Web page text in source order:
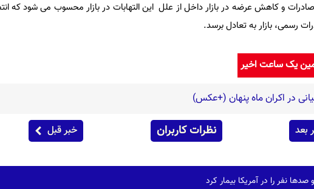
و کاهش عرضه در بازار داخل از علل این التهابات در بازار محسوب می شود که
رسمی، بازار به تعادل برسد.
یک ساعت اخیر
در اکران ماه پنهان (+عکس)
بعد نظرات کاربران خبر قبل
صدها نفر را در آمریکا بیمار کرد